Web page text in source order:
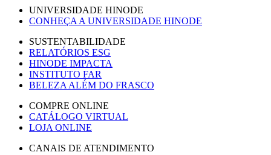
UNIVERSIDADE HINODE
CONHEÇA A UNIVERSIDADE HINODE
SUSTENTABILIDADE
RELATÓRIOS ESG
HINODE IMPACTA
INSTITUTO FAR
BELEZA ALÉM DO FRASCO
COMPRE ONLINE
CATÁLOGO VIRTUAL
LOJA ONLINE
CANAIS DE ATENDIMENTO